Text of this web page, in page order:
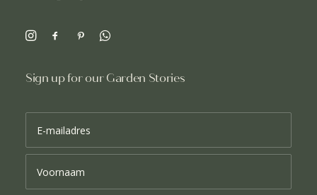
Sign up for our Garden Stories